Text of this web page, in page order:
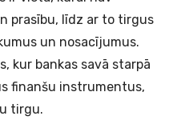
prasību, līdz ar to tirgus
un nosacījumus.
kur bankas savā starpā
finanšu instrumentus,
tirgu.